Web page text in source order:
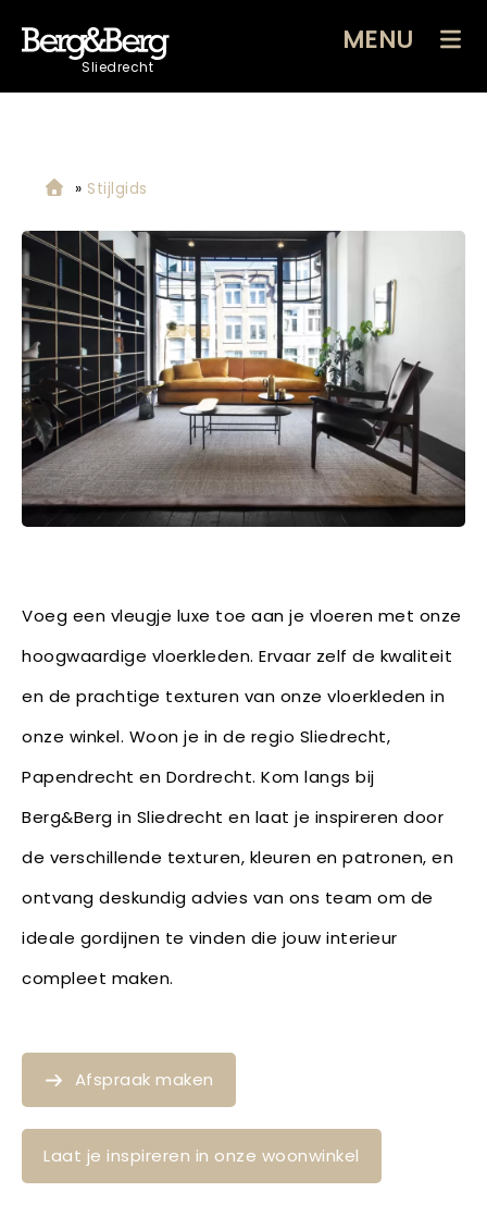
Sliedrecht
MENU
» Stijlgids
Voeg een vleugje luxe toe aan je vloeren met onze
hoogwaardige vloerkleden. Ervaar zelf de kwaliteit
en de prachtige texturen van onze vloerkleden in
onze winkel. Woon je in de regio Sliedrecht,
Papendrecht en Dordrecht. Kom langs bij
Berg&Berg in Sliedrecht en laat je inspireren door
de verschillende texturen, kleuren en patronen, en
ontvang deskundig advies van ons team om de
ideale gordijnen te vinden die jouw interieur
compleet maken.
Afspraak maken
Laat je inspireren in onze woonwinkel